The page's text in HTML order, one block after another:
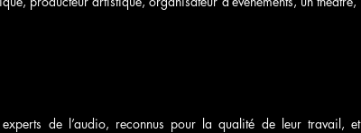
experts de l’audio, reconnus pour la qualité de leur travail, et